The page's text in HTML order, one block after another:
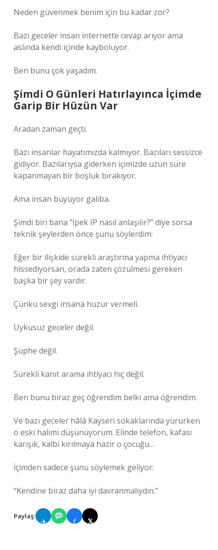
Neden güvenmek benim için bu kadar zor?
Bazı geceler insan internette cevap arıyor ama
aslında kendi içinde kayboluyor.
Ben bunu çok yaşadım.
Şimdi O Günleri Hatırlayınca İçimde
Garip Bir Hüzün Var
Aradan zaman geçti.
Bazı insanlar hayatımızda kalmıyor. Bazıları sessizce
gidiyor. Bazılarıysa giderken içimizde uzun süre
kapanmayan bir boşluk bırakıyor.
Ama insan büyüyor galiba.
Şimdi biri bana “İpek IP nasıl anlaşılır?” diye sorsa
teknik şeylerden önce şunu söylerdim:
Eğer bir ilişkide sürekli araştırma yapma ihtiyacı
hissediyorsan, orada zaten çözülmesi gereken
başka bir şey vardır.
Çünkü sevgi insana huzur vermeli.
Uykusuz geceler değil.
Şüphe değil.
Sürekli kanıt arama ihtiyacı hiç değil.
Ben bunu biraz geç öğrendim belki ama öğrendim.
Ve bazı geceler hâlâ Kayseri sokaklarında yürürken
o eski halimi düşünüyorum. Elinde telefon, kafası
karışık, kalbi kırılmaya hazır o çocuğu…
İçimden sadece şunu söylemek geliyor:
“Kendine biraz daha iyi davranmalıydın.”
Paylaş:
✈ f 𝕏